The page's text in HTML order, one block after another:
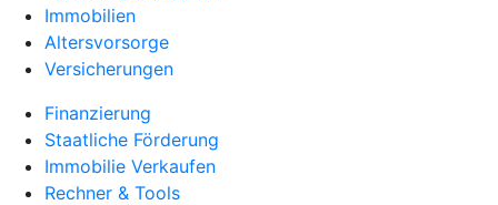
Immobilien
Altersvorsorge
Versicherungen
Finanzierung
Staatliche Förderung
Immobilie Verkaufen
Rechner & Tools